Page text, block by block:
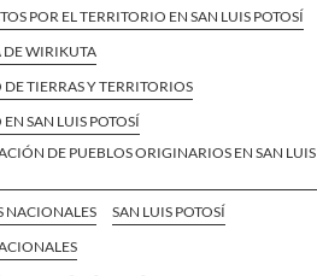
POR EL TERRITORIO EN SAN LUIS POTOSÍ
DE WIRIKUTA
DE TIERRAS Y TERRITORIOS
EN SAN LUIS POTOSÍ
DE PUEBLOS ORIGINARIOS EN SAN LUIS
NACIONALES
SAN LUIS POTOSÍ